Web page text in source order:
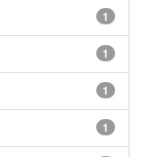
1
1
1
1